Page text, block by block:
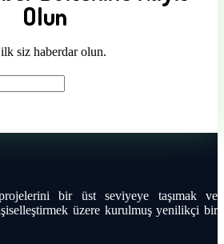
Olun
siz haberdar olun.
bir üst seviyeye taşımak ve
üzere kurulmuş yenilikçi bir